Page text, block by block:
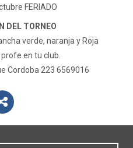
FERIADO
DEL TORNEO
verde, naranja y Roja
en tu club.
Cordoba 223 6569016